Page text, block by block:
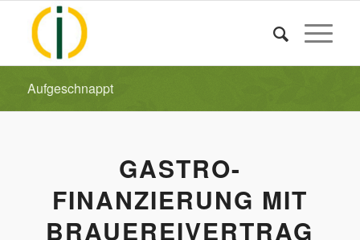
Aufgeschnappt
GASTRO-
FINANZIERUNG MIT
BRAUEREIVERTRAG